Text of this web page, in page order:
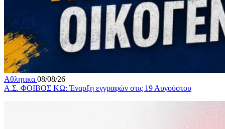
Αθλητικα 08/08/26
Α.Σ. ΦΟΙΒΟΣ ΚΩ: Έναρξη εγγραφών στις 19 Αυγούστου